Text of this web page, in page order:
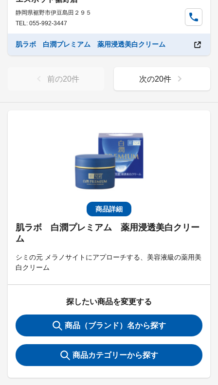
商品詳細
肌ラボ 白潤プレミアム 薬用浸透美白クリー
ム
シミの元 メラノサイトにアプローチする、美容液級の薬用美
白クリーム
探したい商品を変更する
商品（ブランド）名から探す
商品カテゴリーから探す
静岡県裾野市伊豆島田２９５
TEL: 055-992-3447
肌ラボ 白潤プレミアム 薬用浸透美白クリーム
前の20件 次の20件